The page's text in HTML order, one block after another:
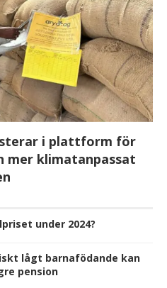
i plattform för
mer klimatanpassat
under 2024?
lågt barnafödande kan
pension